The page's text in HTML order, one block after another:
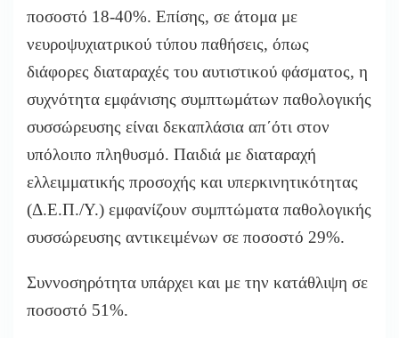
ποσοστό 18-40%. Επίσης, σε άτομα με
νευροψυχιατρικού τύπου παθήσεις, όπως
διάφορες διαταραχές του αυτιστικού φάσματος, η
συχνότητα εμφάνισης συμπτωμάτων παθολογικής
συσσώρευσης είναι δεκαπλάσια απ΄ότι στον
υπόλοιπο πληθυσμό. Παιδιά με διαταραχή
ελλειμματικής προσοχής και υπερκινητικότητας
(Δ.Ε.Π./Υ.) εμφανίζουν συμπτώματα παθολογικής
συσσώρευσης αντικειμένων σε ποσοστό 29%.
Συννοσηρότητα υπάρχει και με την κατάθλιψη σε
ποσοστό 51%.